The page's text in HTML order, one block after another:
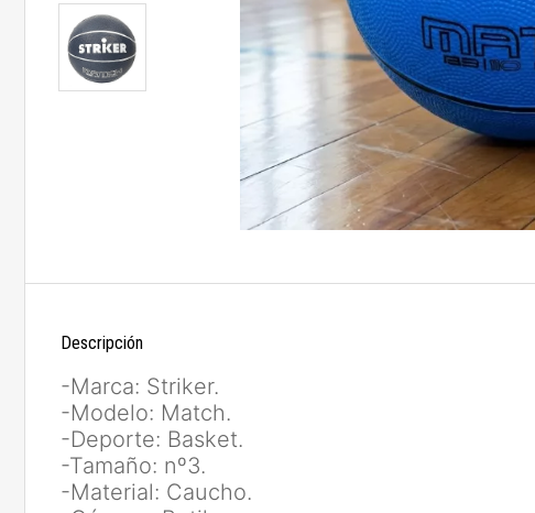
Descripción
-Marca: Striker.
-Modelo: Match.
-Deporte: Basket.
-Tamaño: nº3.
-Material: Caucho.